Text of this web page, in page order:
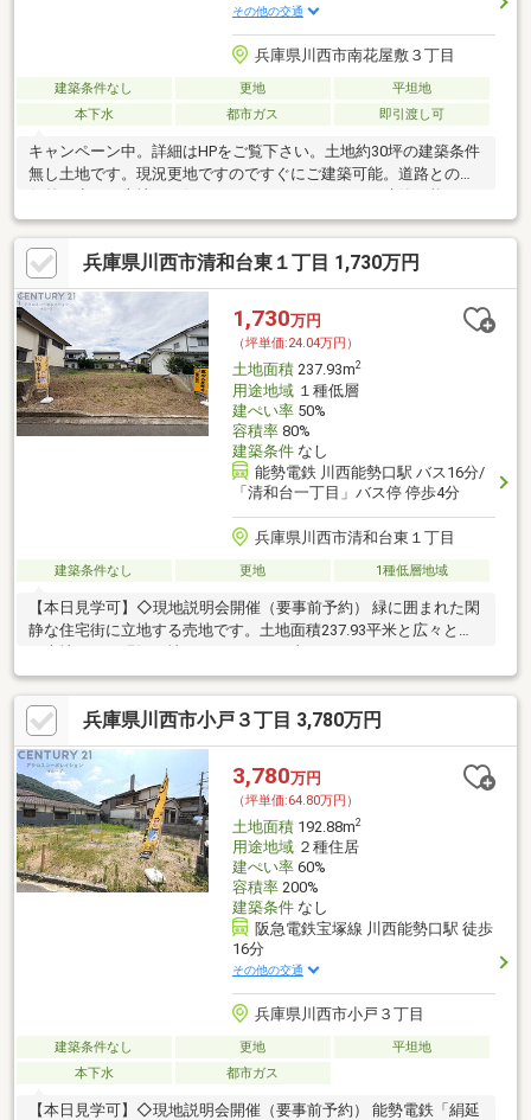
その他の交通
兵庫県川西市南花屋敷３丁目
建築条件なし 更地
平坦地
本下水
都市ガス 即引渡し可
キャンペーン中。詳細はHPをご覧下さい。土地約30坪の建築条件
無し土地です。現況更地ですのですぐにご建築可能。道路との高
低差が少ない土地。お好きなハウスメーカーにてご建築可能で
す。
兵庫県川西市清和台東１丁目 1,730万円
1,730万円
（坪単価:24.04万円）
土地面積237.93m2
用途地域１種低層
建ぺい率50%
容積率80%
建築条件なし
能勢電鉄 川西能勢口駅 バス16分/
「清和台一丁目」バス停 停歩4分
兵庫県川西市清和台東１丁目
建築条件なし 更地 1種低層地域
【本日見学可】◇現地説明会開催（要事前予約） 緑に囲まれた閑
静な住宅街に立地する売地です。土地面積237.93平米と広々とし
た売地です。現況更地につきすぐに工事できます。
兵庫県川西市小戸３丁目 3,780万円
3,780万円
（坪単価:64.80万円）
土地面積192.88m2
用途地域２種住居
建ぺい率60%
容積率200%
建築条件なし
阪急電鉄宝塚線 川西能勢口駅 徒歩
16分
その他の交通
兵庫県川西市小戸３丁目
建築条件なし 更地
平坦地
本下水
都市ガス
【本日見学可】◇現地説明会開催（要事前予約） 能勢電鉄「絹延